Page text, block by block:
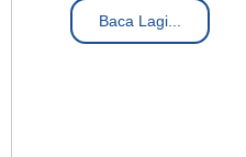
Baca Lagi...